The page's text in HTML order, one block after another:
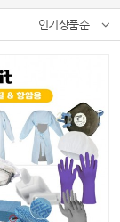
인기상품순